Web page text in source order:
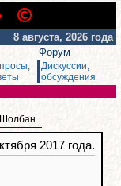
©
8 августа, 2026 года
Форум
Дискуссии,
обсуждения
2017 года.